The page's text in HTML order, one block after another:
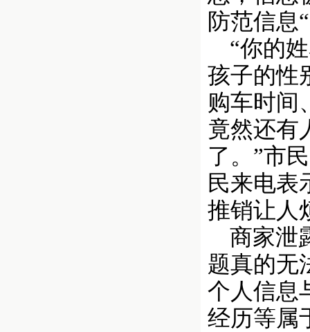
防范信息
“你的姓
孩子的性
购车时
竟然还有
了。”市
民来电表
推销让人
商家泄
题真的无
个人信息
经历等属